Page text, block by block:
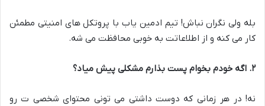
بله ولی نگران نباش! تیم ادمین یاب با پروتکل های امنیتی مطمئن
کار می کنه و از اطلاعاتت به خوبی محافظت می شه.
۲. اگه خودم بخوام پست بذارم مشکلی پیش میاد؟
نه! در هر زمانی که دوست داشتی می تونی محتوای شخصی ت رو